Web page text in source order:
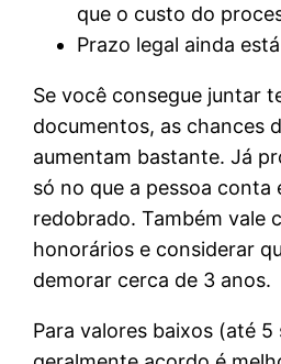
que o custo do
Prazo legal ainda
Se você consegue juntar
documentos, as chances
aumentam bastante. Já
só no que a pessoa conta
redobrado. Também vale
honorários e considerar
demorar cerca de 3 anos.
Para valores baixos (até 5